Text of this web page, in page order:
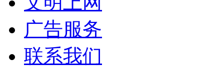
广告服务
联系我们